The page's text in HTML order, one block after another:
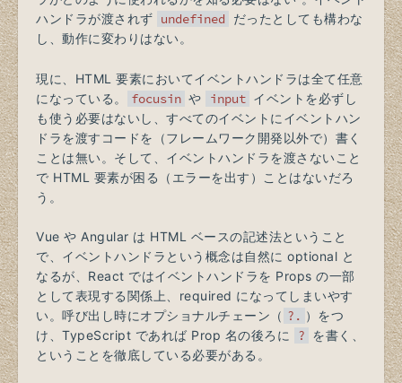
ハンドラが渡されず undefined
だったとしても構わな
し、動作に変わりはない。
現に、HTML 要素においてイベントハンドラは全て任意
になっている。
focusin や input イベントを必ずし
も使う必要はないし、すべてのイベントにイベントハン
ドラを渡すコードを（フレームワーク開発以外で）書く
ことは無い。そして、イベントハンドラを渡さないこと
で HTML 要素が困る（エラーを出す）ことはないだろ
う。
Vue や Angular は HTML ベースの記述法ということ
で、イベントハンドラという概念は自然に optional と
なるが、React ではイベントハンドラを Props の一部
として表現する関係上、required になってしまいやす
い。呼び出し時にオプショナルチェーン（ ?. ）をつ
け、TypeScript であれば Prop 名の後ろに
? を書く、
ということを徹底している必要がある。